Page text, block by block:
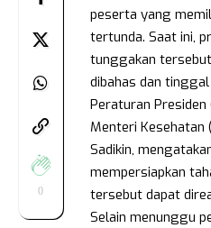
0
peserta yang
tertunda. Saat ini,
tunggakan
dibahas dan
Peraturan Presiden
Menteri Kesehatan
Sadikin,
mempersiapkan
tersebut dapat
Selain menunggu